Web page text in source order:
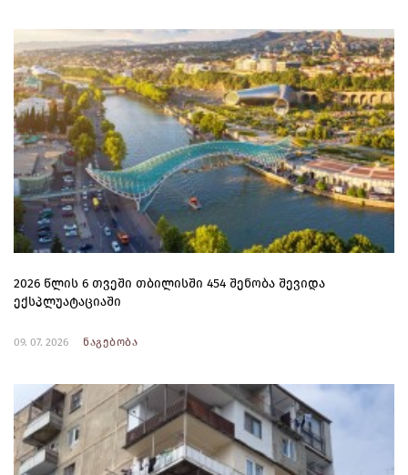
2026 წლის 6 თვეში თბილისში 454 შენობა შევიდა
ექსპლუატაციაში
09. 07. 2026 ნაგებობა